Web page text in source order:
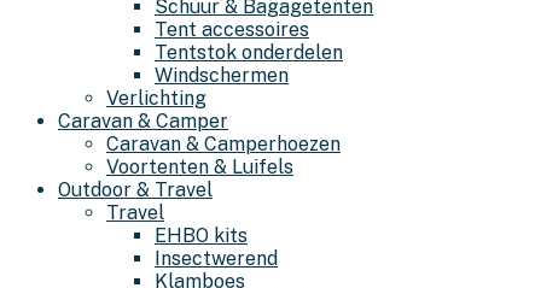
Schuur & Bagagetenten
Tent accessoires
Tentstok onderdelen
Windschermen
Verlichting
Caravan & Camper
Caravan & Camperhoezen
Voortenten & Luifels
Outdoor & Travel
Travel
EHBO kits
Insectwerend
Klamboes